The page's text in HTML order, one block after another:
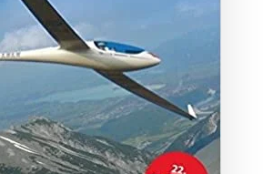
ZUM BUCH